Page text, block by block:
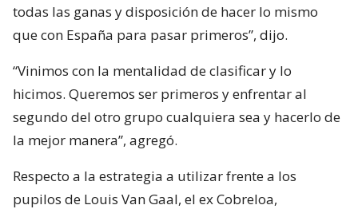
todas las ganas y disposición de hacer lo mismo
que con España para pasar primeros”, dijo.
“Vinimos con la mentalidad de clasificar y lo
hicimos. Queremos ser primeros y enfrentar al
segundo del otro grupo cualquiera sea y hacerlo de
la mejor manera”, agregó.
Respecto a la estrategia a utilizar frente a los
pupilos de Louis Van Gaal, el ex Cobreloa,